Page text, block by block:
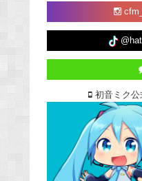
初音ミク公